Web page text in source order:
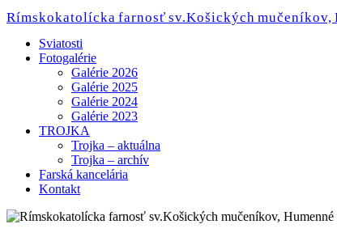
Skip
to
content
Rímskokatolícka farnosť sv.Košických mučeníkov,
Sviatosti
Fotogalérie
Galérie 2026
Galérie 2025
Galérie 2024
Galérie 2023
TROJKA
Trojka – aktuálna
Trojka – archív
Farská kancelária
Kontakt